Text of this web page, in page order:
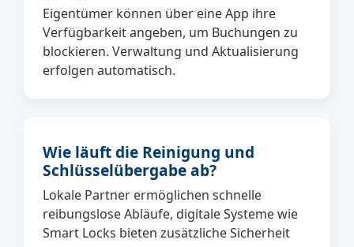
Eigentümer können über eine App ihre
Verfügbarkeit angeben, um Buchungen zu
blockieren. Verwaltung und Aktualisierung
erfolgen automatisch.
Wie läuft die Reinigung und
Schlüsselübergabe ab?
Lokale Partner ermöglichen schnelle
reibungslose Abläufe, digitale Systeme wie
Smart Locks bieten zusätzliche Sicherheit